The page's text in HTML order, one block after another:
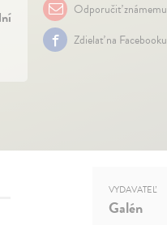
Odporučiť známemu
Zdielať na Facebooku
VYDAVATEĽ
Galén